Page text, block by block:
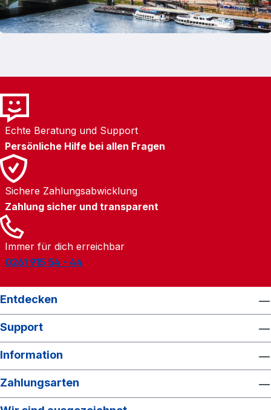
Zeremonien statt — und hier liegt auch Queen
Elizabeth II in der King George VI Memorial
weiteres Highlight ist das legendäre Queen
Strom, fließendem Wasser und unzähligen
liebevollen Details. Wer zur richtigen Zeit vor
Ort ist, kann mit etwas Glück die feierliche
Wachablösung erleben — ein traditionsreiches
Schauspiel, das den royalen Alltag spürbar
macht. Windsor Castle ist mehr als eine
Sehenswürdigkeit: Es ist lebendige Geschichte,
Reise. Produktvorteile / Kombinationen Dein
Windsor-Castle-Ticket sichert dir vorab
Umrechnung und ohne Stress. Ideal
kombinierbar mit: Tagesausflug ab London
inklusive Schlossbesuch mit Hin- und Rückfahrt
per BusBesuch von Windsor Great Park oder
Ausflugstag Weiterem London-Sightseeing dank
guter Bahn- und Busanbindung
Echte Beratung und Support
Persönliche Hilfe bei allen Fragen
Sichere Zahlungsabwicklung
Zahlung sicher und transparent
Immer für dich erreichbar
0261 915 54 - 44
Entdecken
Support
Information
Zahlungsarten